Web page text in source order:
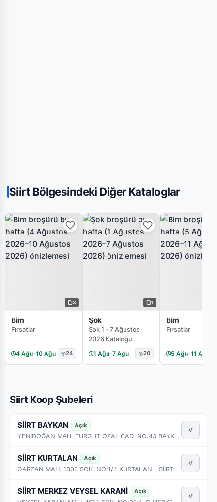
Siirt Bölgesindeki Diğer Kataloglar
3
Bim
Fırsatlar
4 Ağu-10 Ağu 24
1
Şok
Şok 1 - 7 Ağustos
2026 Kataloğu
1 Ağu-7 Ağu 20
Bim
Fırsatlar
5 Ağu-11 Ağu
Siirt Koop Şubeleri
SİİRT BAYKAN Açık
YENİDOĞAN MAH. TURGUT ÖZAL CAD. NO:43 BAYKAN - SİİRT
SİİRT KURTALAN Açık
GARZAN MAH. 1303 SOK. NO:1/4 KURTALAN - SİİRT
SİİRT MERKEZ VEYSEL KARANİ Açık